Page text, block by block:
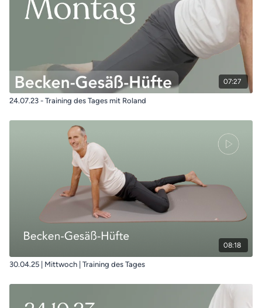
07:27
24.07.23 - Training des Tages mit Roland
08:18
30.04.25 | Mittwoch | Training des Tages